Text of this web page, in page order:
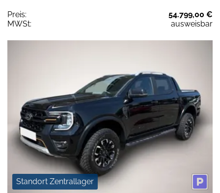
Preis:
54.799,00 €
MWSt:
ausweisbar
Standort Zentrallager